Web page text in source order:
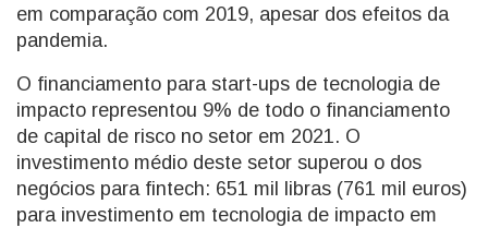
em comparação com 2019, apesar dos efeitos da
pandemia.
O financiamento para start-ups de tecnologia de
impacto representou 9% de todo o financiamento
de capital de risco no setor em 2021. O
investimento médio deste setor superou o dos
negócios para fintech: 651 mil libras (761 mil euros)
para investimento em tecnologia de impacto em